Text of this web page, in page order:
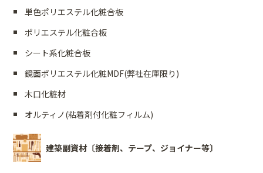
単色ポリエステル化粧合板
ポリエステル化粧合板
シート系化粧合板
鏡面ポリエステル化粧MDF(弊社在庫限り)
木口化粧材
オルティノ(粘着剤付化粧フィルム)
建築副資材〔接着剤、テープ、ジョイナー等〕